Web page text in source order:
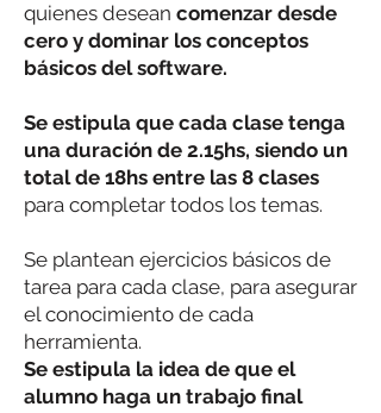
quienes desean comenzar desde
cero y dominar los conceptos
básicos del software.
Se estipula que cada clase tenga
una duración de 2.15hs, siendo un
total de 18hs entre las 8 clases
para completar todos los temas.
Se plantean ejercicios básicos de
tarea para cada clase, para asegurar
el conocimiento de cada
herramienta.
Se estipula la idea de que el
alumno haga un trabajo final